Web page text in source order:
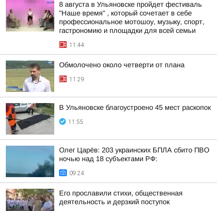
8 августа в Ульяновске пройдет фестиваль
"Наше время" , который сочетает в себе
профессиональное мотошоу, музыку, спорт,
гастрономию и площадки для всей семьи
11:44
Обмолочено около четверти от плана
11:29
В Ульяновске благоустроено 45 мест раскопок
11:55
Олег Царёв: 203 украинских БПЛА сбито ПВО
ночью над 18 субъектами РФ:
09:24
Его прославили стихи, общественная
деятельность и дерзкий поступок